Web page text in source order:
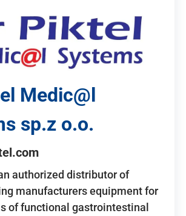
Medic@l
sp.z o.o.
authorized distributor of
manufacturers equipment for
of functional gastrointestinal